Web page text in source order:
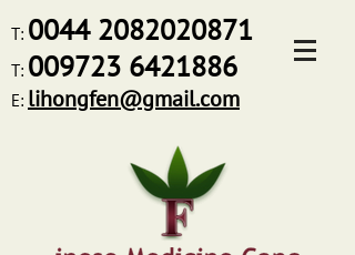
T: 0044 2082020871
T: 009723 6421886
E: lihongfen@gmail.com